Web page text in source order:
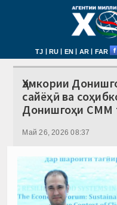
TJ | RU | EN | AR | FAR
Ҳамкории
сайёҳӣ ва
Донишгоҳи СММ
Май 26, 2026 08:37